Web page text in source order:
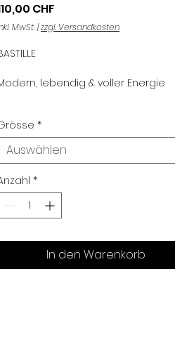
CHF
MwSt.|zzgl. Versandkosten
lebendig & voller Energie
*
Auswählen
*
In den Warenkorb